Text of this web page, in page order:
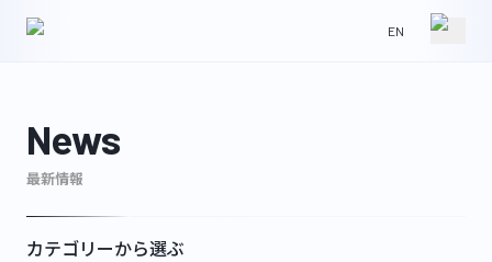
ABOUT
EN
News
最新情報
カテゴリーから選ぶ